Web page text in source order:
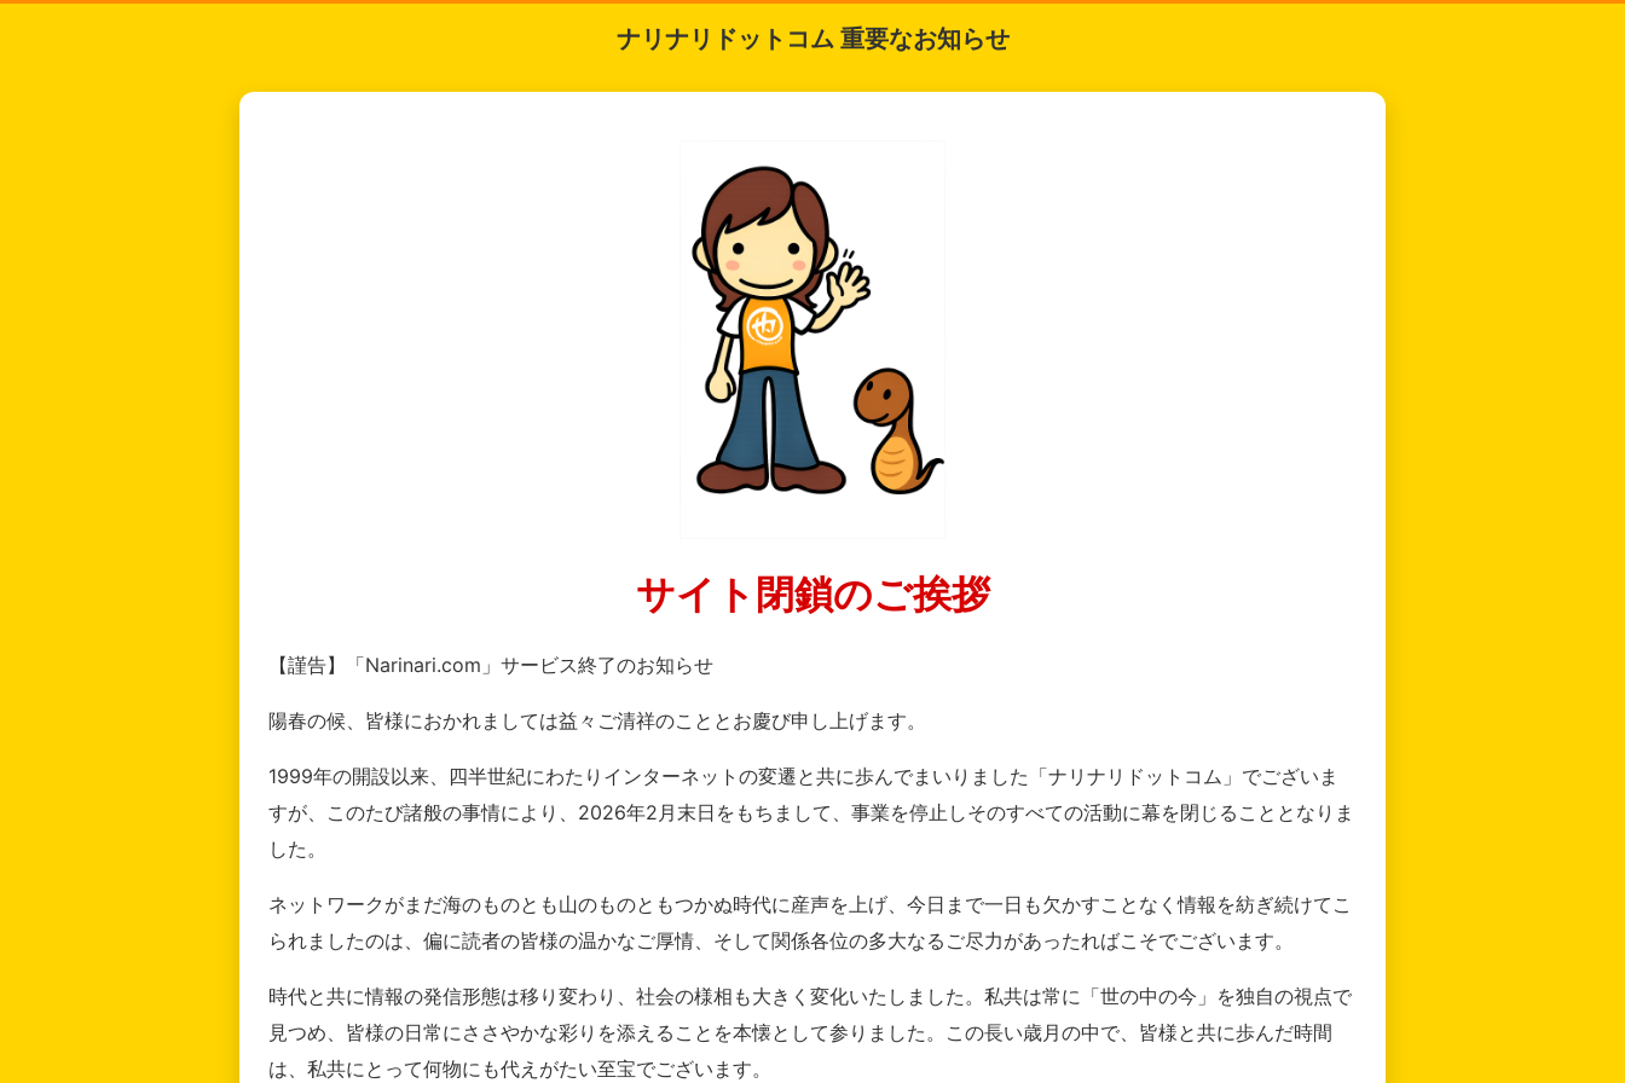
ナリナリドットコム 重要なお知らせ
サイト閉鎖のご挨拶
【謹告】「Narinari.com」サービス終了のお知らせ
陽春の候、皆様におかれましては益々ご清祥のこととお慶び申し上げます。
1999年の開設以来、四半世紀にわたりインターネットの変遷と共に歩んでまいりました「ナリナリドットコム」でございま
すが、このたび諸般の事情により、2026年2月末日をもちまして、事業を停止しそのすべての活動に幕を閉じることとなりま
した。
ネットワークがまだ海のものとも山のものともつかぬ時代に産声を上げ、今日まで一日も欠かすことなく情報を紡ぎ続けてこ
られましたのは、偏に読者の皆様の温かなご厚情、そして関係各位の多大なるご尽力があったればこそでございます。
時代と共に情報の発信形態は移り変わり、社会の様相も大きく変化いたしました。私共は常に「世の中の今」を独自の視点で
見つめ、皆様の日常にささやかな彩りを添えることを本懐として参りました。この長い歳月の中で、皆様と共に歩んだ時間
は、私共にとって何物にも代えがたい至宝でございます。